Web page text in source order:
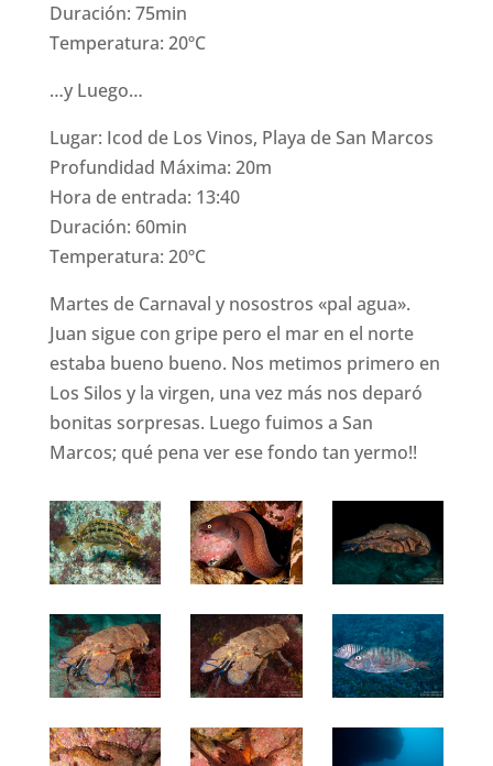
Duración: 75min
Temperatura: 20ºC
…y Luego…
Lugar: Icod de Los Vinos, Playa de San Marcos
Profundidad Máxima: 20m
Hora de entrada: 13:40
Duración: 60min
Temperatura: 20ºC
Martes de Carnaval y nosostros «pal agua».
Juan sigue con gripe pero el mar en el norte
estaba bueno bueno. Nos metimos primero en
Los Silos y la virgen, una vez más nos deparó
bonitas sorpresas. Luego fuimos a San
Marcos; qué pena ver ese fondo tan yermo!!